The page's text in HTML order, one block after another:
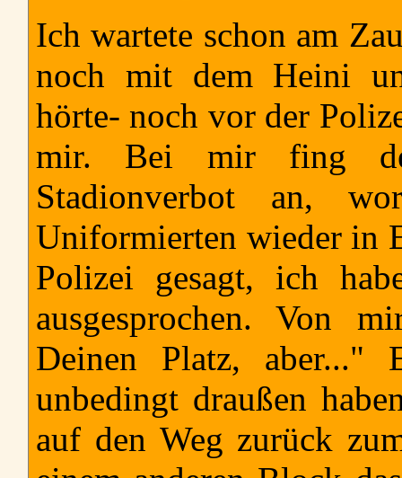
Ich wartete schon am
noch mit dem Heini
hörte- noch vor der
mir. Bei mir fing
Stadionverbot an,
Uniformierten wieder in
Polizei gesagt, ich
ausgesprochen. Von
Deinen Platz,
unbedingt draußen
auf den Weg zurück